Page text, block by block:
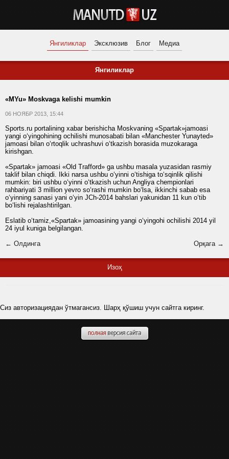
Янгиликлар Эксклюзив Блог Медиа
Янгиликлар
«MYu» Moskvaga kelishi mumkin
06 НОЯБР 2013, 15:44
Sports.ru portalining xabar berishicha Moskvaning «Spartak»jamoasi
yangi o‘yingohining ochilishi munosabati bilan «Manchester Yunayted»
jamoasi bilan o‘rtoqlik uchrashuvi o‘tkazish borasida muzokaraga
kirishgan.
«Spartak» jamoasi «Old Trafford» ga ushbu masala yuzasidan rasmiy
taklif bilan chiqdi. Ikki narsa ushbu o‘yinni o‘tishiga to‘sqinlik qilishi
mumkin: biri ushbu o‘yinni o‘tkazish uchun Angliya chempionlari
rahbariyati 3 million yevro so‘rashi mumkin bo‘lsa, ikkinchi sabab esa
o‘yinning sanasi yani o‘yin JCh-2014 bahslari yakunidan 11 kun o‘tib
bo‘lishi rejalashtirilgan.
Eslatib o‘tamiz,«Spartak» jamoasining yangi o‘yingohi ochilishi 2014 yil
24 iyul kuniga belgilangan.
← Олдинга
Орқага →
Изоҳ
Сиз авторизациядан ўтмагансиз. Шарҳ қўшиш учун сайтга киринг.